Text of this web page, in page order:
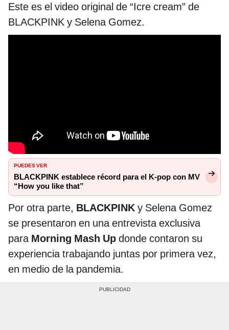
Este es el video original de “Icre cream” de
BLACKPINK y Selena Gomez.
PUEDES VER
BLACKPINK establece récord para el K-pop con MV
“How you like that”
Por otra parte, BLACKPINK y Selena Gomez
se presentaron en una entrevista exclusiva
para Morning Mash Up donde contaron su
experiencia trabajando juntas por primera vez,
en medio de la pandemia.